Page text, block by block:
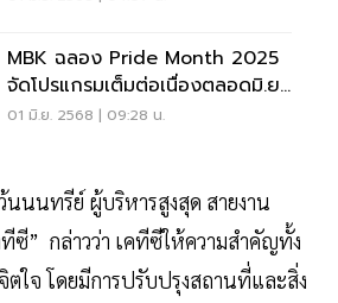
MBK ฉลอง Pride Month 2025
จัดโปรแกรมเต็มต่อเนื่องตลอดมิ.ย.
68
01 มิ.ย. 2568 | 09:28 น.
นนนทรีย์ ผู้บริหารสูงสุด สายงาน
ซี” กล่าวว่า เคทีซีให้ความสำคัญทั้ง
ใจ โดยมีการปรับปรุงสถานที่และสิ่ง